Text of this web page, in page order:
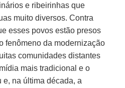
e ribeirinhas que
muito diversos. Contra
esses povos estão presos
fenômeno da modernização
comunidades distantes
mais tradicional e o
e, na última década, a